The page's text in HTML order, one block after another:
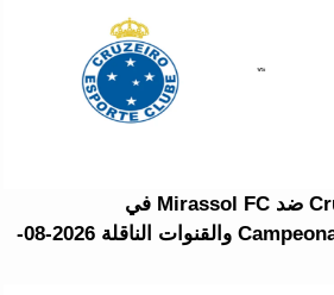
موعد مباراة Cruzeiro EC ضد Mirassol FC في
Campeonato Brasileiro Série A والقنوات الناقلة 2026-08-